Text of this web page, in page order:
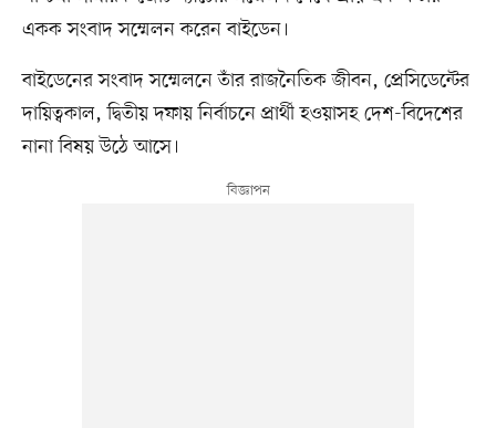
একক সংবাদ সম্মেলন করেন বাইডেন।
বাইডেনের সংবাদ সম্মেলনে তাঁর রাজনৈতিক জীবন, প্রেসিডেন্টের
দায়িত্বকাল, দ্বিতীয় দফায় নির্বাচনে প্রার্থী হওয়াসহ দেশ-বিদেশের
নানা বিষয় উঠে আসে।